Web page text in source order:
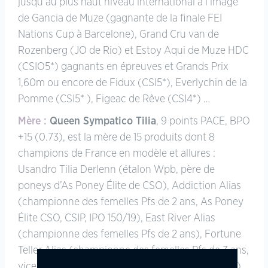
jusqu’au plus haut niveau international à l’image
de Gancia de Muze (gagnante de la finale FEI
Nations Cup à Barcelone), Grand Cru van de
Rozenberg (JO de Rio) et Estoy Aqui de Muze HDC
(CSIO5*) gagnants en épreuves et Grands Prix
1,60m ou encore de Fidux (CSI5*), Everlychin de la
Pomme (CSI5* ), Figeac de Rêve (CSI4*) …
Mère : Queen Sympatico Tilia, 9 points PACE, BPO
+15 (0.73), est la mère de 15 produits dont 8
champions de France en modèle et allures :
Usandro Tilia Derlenn (étalon Wpb, père de
poneys d’As Poney Élite de CSO), Addiction Alias
(championne des femelles Pfs de 2 ans, As Poney
Élite CSO, CSIP, IPO 150/19), East River Alias
(championne des femelles Pfs de 2 ans), Fortune
Teller Alias (championne des femelles Pfs de 3 ans,